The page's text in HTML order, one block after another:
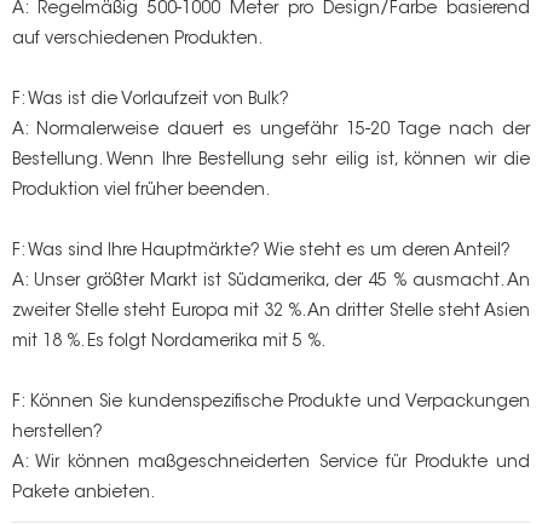
A: Regelmäßig 500-1000 Meter pro Design/Farbe basierend
auf verschiedenen Produkten.
F: Was ist die Vorlaufzeit von Bulk?
A: Normalerweise dauert es ungefähr 15-20 Tage nach der
Bestellung. Wenn Ihre Bestellung sehr eilig ist, können wir die
Produktion viel früher beenden.
F: Was sind Ihre Hauptmärkte? Wie steht es um deren Anteil?
A: Unser größter Markt ist Südamerika, der 45 % ausmacht. An
zweiter Stelle steht Europa mit 32 %. An dritter Stelle steht Asien
mit 18 %. Es folgt Nordamerika mit 5 %.
F: Können Sie kundenspezifische Produkte und Verpackungen
herstellen?
A: Wir können maßgeschneiderten Service für Produkte und
Pakete anbieten.